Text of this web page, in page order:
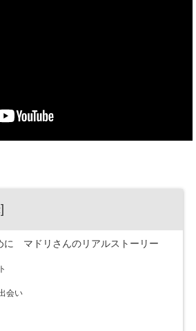
]
に マドリさんのリアルストーリー
会い